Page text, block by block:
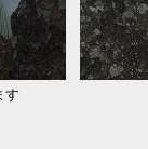
す